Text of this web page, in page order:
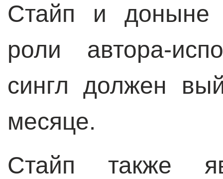
Стайп и доныне
роли автора-
сингл должен
месяце.
Стайп также